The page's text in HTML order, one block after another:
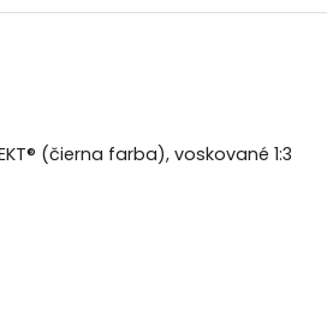
(čierna farba), voskované 1:3